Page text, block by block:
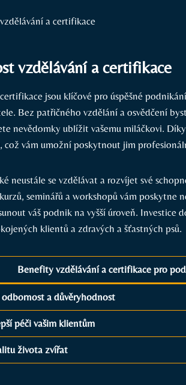
vzdělávání a certifikace
jsou klíčové pro úspěšné
Bez patřičného vzdělání a osvědčení
nevědomky ublížit vašemu miláčkovi.
což vám umožní poskytnout jim
neustále se vzdělávat a rozvíjet své
seminářů a workshopů vám poskytne
váš podnik na vyšší úroveň. Investice
klientů a zdravých a šťastných psů.
Benefity vzdělávání a certifikace pro
odbornost a důvěryhodnost
péči vašim klientům
života zvířat